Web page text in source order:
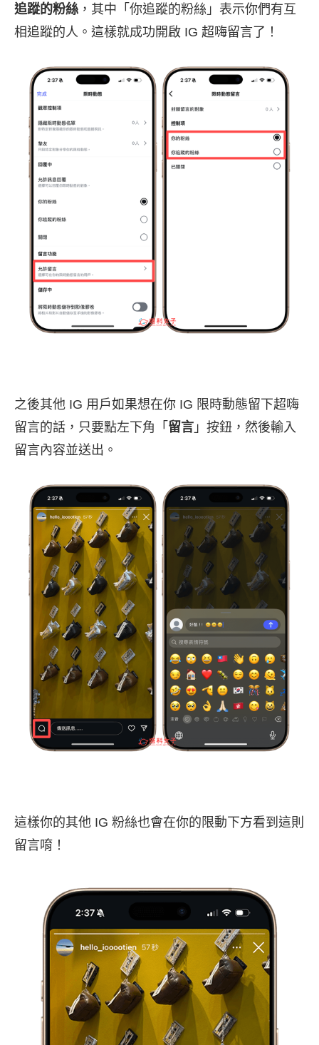
追蹤的粉絲 ，其中「你追蹤的粉絲」表示你們有互
相追蹤的人。這樣就成功開啟 IG 超嗨留言了！
之後其他 IG 用戶如果想在你 IG 限時動態留下超嗨
留言的話，只要點左下角「 留言 」按鈕，然後輸入
留言內容並送出。
這樣你的其他 IG 粉絲也會在你的限動下方看到這則
留言唷！